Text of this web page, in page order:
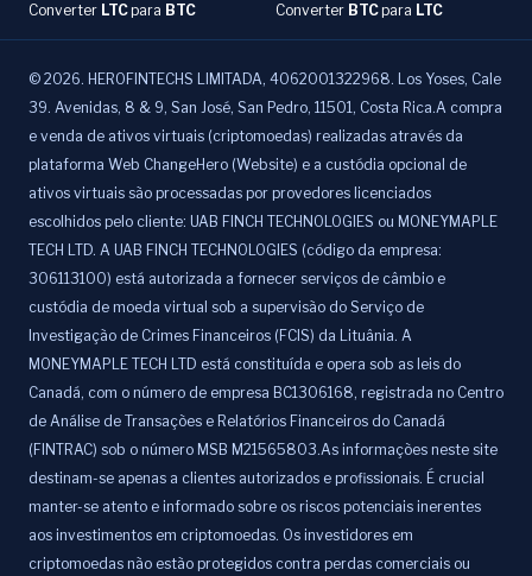
Converter LTCpara BTC Converter BTCpara LTC
© 2026. HEROFINTECHS LIMITADA, 4062001322968. Los Yoses, Cale
39. Avenidas, 8 & 9, San José, San Pedro, 11501, Costa Rica.A compra
e venda de ativos virtuais (criptomoedas) realizadas através da
plataforma Web ChangeHero (Website) e a custódia opcional de
ativos virtuais são processadas por provedores licenciados
escolhidos pelo cliente: UAB FINCH TECHNOLOGIES ou MONEYMAPLE
TECH LTD. A UAB FINCH TECHNOLOGIES (código da empresa:
306113100) está autorizada a fornecer serviços de câmbio e
custódia de moeda virtual sob a supervisão do Serviço de
Investigação de Crimes Financeiros (FCIS) da Lituânia. A
MONEYMAPLE TECH LTD está constituída e opera sob as leis do
Canadá, com o número de empresa BC1306168, registrada no Centro
de Análise de Transações e Relatórios Financeiros do Canadá
(FINTRAC) sob o número MSB M21565803.As informações neste site
destinam-se apenas a clientes autorizados e profissionais. É crucial
manter-se atento e informado sobre os riscos potenciais inerentes
aos investimentos em criptomoedas. Os investidores em
criptomoedas não estão protegidos contra perdas comerciais ou